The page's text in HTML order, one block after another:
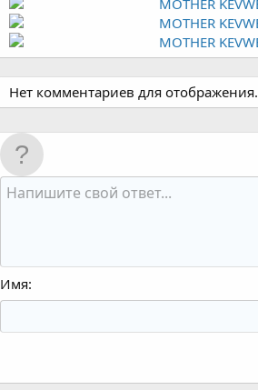
Нет комментариев для отображения.
Имя